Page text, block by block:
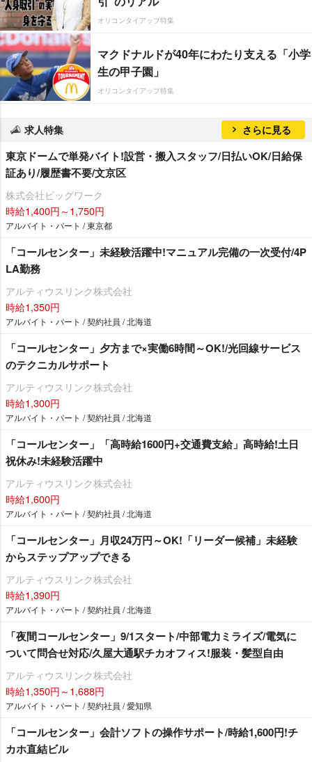
オリコンタイアップ特集
マクドナルドが40年にわたり支える「小学
生の甲子園」
オリコンタイアップ特集
求人特集 さらに見る
東京ドームで単発バイト!設営・搬入スタッフ/日払いOK/日給保
証あり/履歴書不要/文京区
株式会社ビッグワーク
時給1,400円～1,750円
アルバイト・パート / 東京都
「コールセンター」未経験活躍中!マニュアル完備の一次受付/4P
LA勤務
アルティウスリンク株式会社
時給1,350円
アルバイト・パート / 契約社員 / 北海道
「コールセンター」夕方まで×実働6時間～OK!/光回線サービス
のテクニカルサポート
アルティウスリンク株式会社
時給1,300円
アルバイト・パート / 契約社員 / 北海道
「コールセンター」「高時給1600円+交通費支給」高時給!土日
祝休み!未経験活躍中
アルティウスリンク株式会社
時給1,600円
アルバイト・パート / 契約社員 / 北海道
「コールセンター」月収24万円～OK!「リーダー候補」未経験
からステップアップできる
アルティウスリンク株式会社
時給1,390円
アルバイト・パート / 契約社員 / 北海道
「夜間コールセンター」9/1スタート/中部電力ミライズ/電気に
ついて問合せ対応/久屋大通駅チカオフィス!服装・髪型自由
アルティウスリンク株式会社
時給1,350円～1,688円
アルバイト・パート / 契約社員 / 愛知県
「コールセンター」会計ソフトの操作サポート/時給1,600円!チ
カホ直結ビル